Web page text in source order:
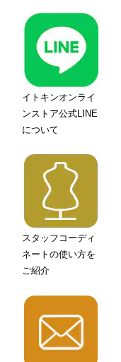
イトキンオンライ
ンストア公式LINE
について
スタッフコーディ
ネートの使い方を
ご紹介